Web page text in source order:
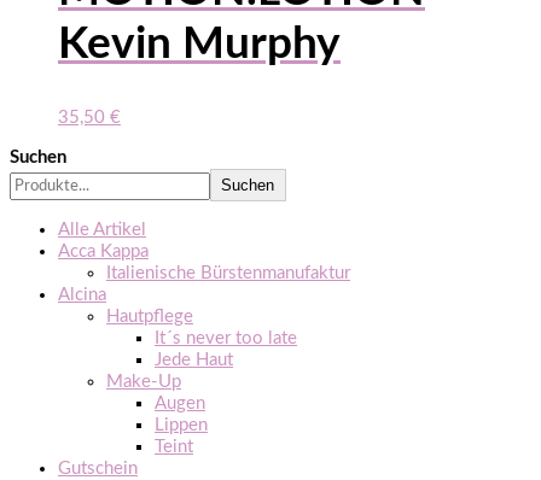
Kevin Murphy
35,50 €
Suchen
Suchen
Alle Artikel
Acca Kappa
Italienische Bürstenmanufaktur
Alcina
Hautpflege
It´s never too late
Jede Haut
Make-Up
Augen
Lippen
Teint
Gutschein